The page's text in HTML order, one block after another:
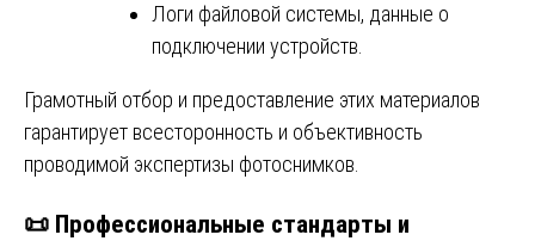
Логи файловой системы, данные о
подключении устройств.
Грамотный отбор и предоставление этих материалов
гарантирует всесторонность и объективность
проводимой экспертизы фотоснимков.
📜 Профессиональные стандарты и